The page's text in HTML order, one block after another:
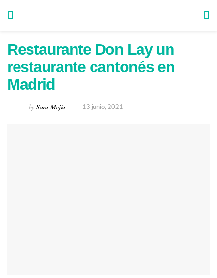
Restaurante Don Lay un
restaurante cantonés en
Madrid
by Sara Mejía 13 junio, 2021